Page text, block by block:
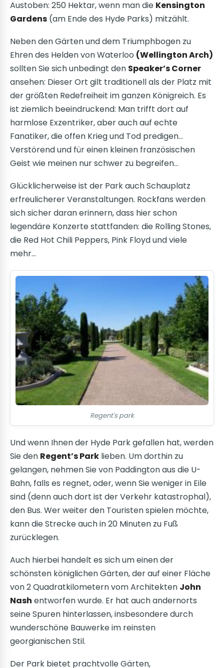
Austoben: 250 Hektar, wenn man die Kensington
Gardens (am Ende des Hyde Parks) mitzählt.
Neben den Gärten und dem Triumphbogen zu
Ehren des Helden von Waterloo (Wellington Arch)
sollten Sie sich unbedingt den Speaker’s Corner
ansehen: Dieser Ort gilt traditionell als der Platz mit
der größten Redefreiheit im ganzen Königreich. Es
ist ziemlich beeindruckend: Man trifft dort auf
harmlose Exzentriker, aber auch auf echte
Fanatiker, die offen Krieg und Tod predigen…
Verstörend und für einen kleinen französischen
Geist wie meinen nur schwer zu begreifen…
Glücklicherweise ist der Park auch Schauplatz
erfreulicherer Veranstaltungen. Rockfans werden
sich sicher daran erinnern, dass hier schon
legendäre Konzerte stattfanden: die Rolling Stones,
die Red Hot Chili Peppers, Pink Floyd und viele
mehr…
Regent's park
Und wenn Ihnen der Hyde Park gefallen hat, werden
Sie den Regent’s Park lieben. Um dorthin zu
gelangen, nehmen Sie von Paddington aus die U-
Bahn, falls es regnet, oder, wenn Sie weniger in Eile
sind (denn auch dort ist der Verkehr katastrophal),
den Bus. Wer weiter den Touristen spielen möchte,
kann die Strecke auch in 20 Minuten zu Fuß
zurücklegen.
Auch hierbei handelt es sich um einen der
schönsten königlichen Gärten, der auf einer Fläche
von 2 Quadratkilometern vom Architekten John
Nash entworfen wurde. Er hat auch andernorts
seine Spuren hinterlassen, insbesondere durch
wunderschöne Bauwerke im reinsten
georgianischen Stil.
Der Park bietet prachtvolle Gärten,